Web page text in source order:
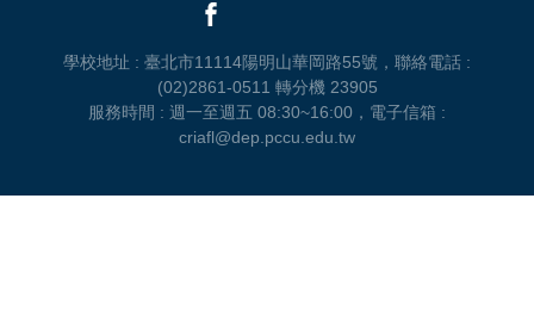
學校地址 : 臺北市11114陽明山華岡路55號，聯絡電話 :
(02)2861-0511 轉分機 23905
服務時間 : 週一至週五 08:30~16:00，電子信箱 :
criafl@dep.pccu.edu.tw